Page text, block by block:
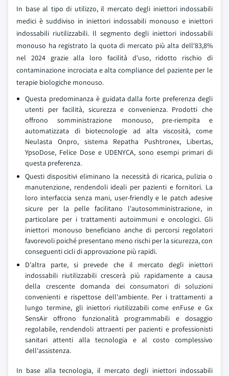
In base al tipo di utilizzo, il mercato degli iniettori indossabili
medici è suddiviso in iniettori indossabili monouso e iniettori
indossabili riutilizzabili. Il segmento degli iniettori indossabili
monouso ha registrato la quota di mercato più alta dell'83,8%
nel 2024 grazie alla loro facilità d'uso, ridotto rischio di
contaminazione incrociata e alta compliance del paziente per le
terapie biologiche monouso.
Questa predominanza è guidata dalla forte preferenza degli
utenti per facilità, sicurezza e convenienza. Prodotti che
offrono somministrazione monouso, pre-riempita e
automatizzata di biotecnologie ad alta viscosità, come
Neulasta Onpro, sistema Repatha Pushtronex, Libertas,
YpsoDose, Felice Dose e UDENYCA, sono esempi primari di
questa preferenza.
Questi dispositivi eliminano la necessità di ricarica, pulizia o
manutenzione, rendendoli ideali per pazienti e fornitori. La
loro interfaccia senza mani, user-friendly e le patch adesive
sicure per la pelle facilitano l'autosomministrazione, in
particolare per i trattamenti autoimmuni e oncologici. Gli
iniettori monouso beneficiano anche di percorsi regolatori
favorevoli poiché presentano meno rischi per la sicurezza, con
conseguenti cicli di approvazione più rapidi.
D'altra parte, si prevede che il mercato degli iniettori
indossabili riutilizzabili crescerà più rapidamente a causa
della crescente domanda dei consumatori di soluzioni
convenienti e rispettose dell'ambiente. Per i trattamenti a
lungo termine, gli iniettori riutilizzabili come enFuse e Gx
SensAir offrono funzionalità programmabili e dosaggio
regolabile, rendendoli attraenti per pazienti e professionisti
sanitari attenti alla tecnologia e al costo complessivo
dell'assistenza.
In base alla tecnologia, il mercato degli iniettori indossabili